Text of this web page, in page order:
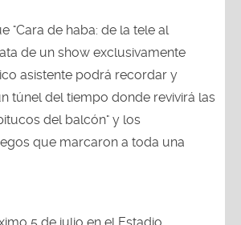
"Cara de haba: de la tele al
de un show exclusivamente
asistente podrá recordar y
túnel del tiempo donde revivirá las
del balcón" y los
que marcaron a toda una